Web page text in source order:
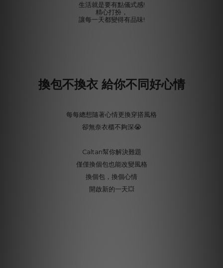
生活就是要有點儀式感!
精心打扮，
讓每一天都變得有品味!
換包不換衣 給你不同好心情
每每總想隨著心情更換穿搭風格
卻無奈衣櫃不夠深😭
Caltan幫你解決難題
僅僅換個包也能改變風格
換個包，換個心情
開啟新的一天💥